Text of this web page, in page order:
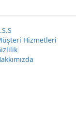
Hizmetleri